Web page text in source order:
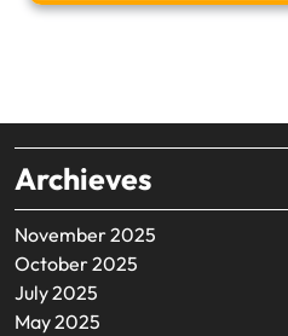
Archieves
November 2025
October 2025
July 2025
May 2025